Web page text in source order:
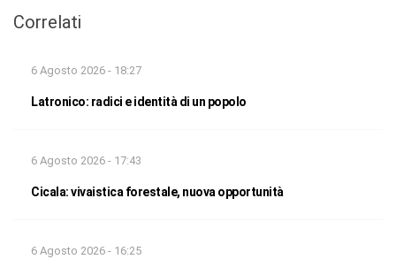
Correlati
6 Agosto 2026 - 18:27
Latronico: radici e identità di un popolo
6 Agosto 2026 - 17:43
Cicala: vivaistica forestale, nuova opportunità
6 Agosto 2026 - 16:25